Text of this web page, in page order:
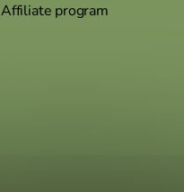
Affiliate program